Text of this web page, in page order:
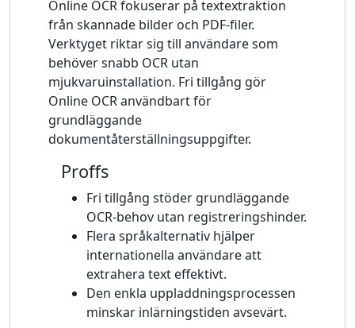
Online OCR fokuserar på textextraktion
från skannade bilder och PDF-filer.
Verktyget riktar sig till användare som
behöver snabb OCR utan
mjukvaruinstallation. Fri tillgång gör
Online OCR användbart för
grundläggande
dokumentåterställningsuppgifter.
Proffs
Fri tillgång stöder grundläggande
OCR-behov utan registreringshinder.
Flera språkalternativ hjälper
internationella användare att
extrahera text effektivt.
Den enkla uppladdningsprocessen
minskar inlärningstiden avsevärt.